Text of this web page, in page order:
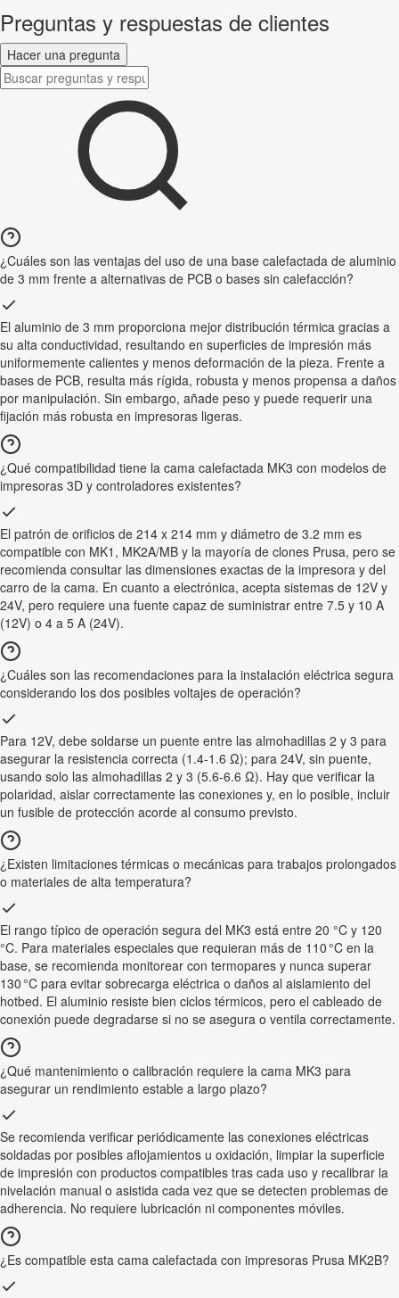
Preguntas y respuestas de clientes
Hacer una pregunta
¿Cuáles son las ventajas del uso de una base calefactada de aluminio
de 3 mm frente a alternativas de PCB o bases sin calefacción?
El aluminio de 3 mm proporciona mejor distribución térmica gracias a
su alta conductividad, resultando en superficies de impresión más
uniformemente calientes y menos deformación de la pieza. Frente a
bases de PCB, resulta más rígida, robusta y menos propensa a daños
por manipulación. Sin embargo, añade peso y puede requerir una
fijación más robusta en impresoras ligeras.
¿Qué compatibilidad tiene la cama calefactada MK3 con modelos de
impresoras 3D y controladores existentes?
El patrón de orificios de 214 x 214 mm y diámetro de 3.2 mm es
compatible con MK1, MK2A/MB y la mayoría de clones Prusa, pero se
recomienda consultar las dimensiones exactas de la impresora y del
carro de la cama. En cuanto a electrónica, acepta sistemas de 12V y
24V, pero requiere una fuente capaz de suministrar entre 7.5 y 10 A
(12V) o 4 a 5 A (24V).
¿Cuáles son las recomendaciones para la instalación eléctrica segura
considerando los dos posibles voltajes de operación?
Para 12V, debe soldarse un puente entre las almohadillas 2 y 3 para
asegurar la resistencia correcta (1.4-1.6 Ω); para 24V, sin puente,
usando solo las almohadillas 2 y 3 (5.6-6.6 Ω). Hay que verificar la
polaridad, aislar correctamente las conexiones y, en lo posible, incluir
un fusible de protección acorde al consumo previsto.
¿Existen limitaciones térmicas o mecánicas para trabajos prolongados
o materiales de alta temperatura?
El rango típico de operación segura del MK3 está entre 20 °C y 120
°C. Para materiales especiales que requieran más de 110 °C en la
base, se recomienda monitorear con termopares y nunca superar
130 °C para evitar sobrecarga eléctrica o daños al aislamiento del
hotbed. El aluminio resiste bien ciclos térmicos, pero el cableado de
conexión puede degradarse si no se asegura o ventila correctamente.
¿Qué mantenimiento o calibración requiere la cama MK3 para
asegurar un rendimiento estable a largo plazo?
Se recomienda verificar periódicamente las conexiones eléctricas
soldadas por posibles aflojamientos u oxidación, limpiar la superficie
de impresión con productos compatibles tras cada uso y recalibrar la
nivelación manual o asistida cada vez que se detecten problemas de
adherencia. No requiere lubricación ni componentes móviles.
¿Es compatible esta cama calefactada con impresoras Prusa MK2B?